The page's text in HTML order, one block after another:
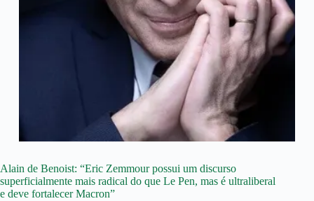
Alain de Benoist: “Eric Zemmour possui um discurso
superficialmente mais radical do que Le Pen, mas é ultraliberal
e deve fortalecer Macron”